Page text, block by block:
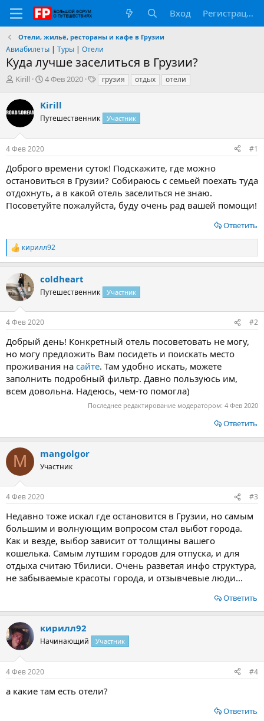
Вход Регистрация
Отели, жильё, рестораны и кафе в Грузии
Авиабилеты | Туры | Отели
Куда лучше заселиться в Грузии?
А
т
о
е
м
ы
Kirill
Д
т
а
н
ч
а
4 Фев 2020
Тгрузия отдых отели
Kirill
Путешественник Участник
4 Фев 2020 #1
Доброго времени суток! Подскажите, где можно
остановиться в Грузии? Собираюсь с семьей поехать туда
отдохнуть, а в какой отель заселиться не знаю.
Посоветуйте пожалуйста, буду очень рад вашей помощи!
Ответить
Р
е
ц
и
кирилл92
coldheart
Путешественник Участник
4 Фев 2020 #2
Добрый день! Конкретный отель посоветовать не могу,
но могу предложить Вам посидеть и поискать место
проживания на сайте. Там удобно искать, можете
заполнить подробный фильтр. Давно пользуюсь им,
всем довольна. Надеюсь, чем-то помогла)
Последнее редактирование модератором: 4 Фев 2020
Ответить
M mangolgor
Участник
4 Фев 2020 #3
Недавно тоже искал где остановится в Грузии, но самым
большим и волнующим вопросом стал выбот города.
Как и везде, выбор зависит от толщины вашего
кошелька. Самым лутшим городов для отпуска, и для
отдыха считаю Тбилиси. Очень разветая инфо структура,
не забываемые красоты города, и отзывчевые люди...
Ответить
кирилл92
Начинающий Участник
4 Фев 2020 #4
а какие там есть отели?
Ответить